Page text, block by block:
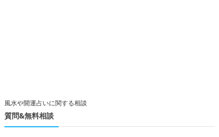
風水や開運占いに関する相談
質問&無料相談